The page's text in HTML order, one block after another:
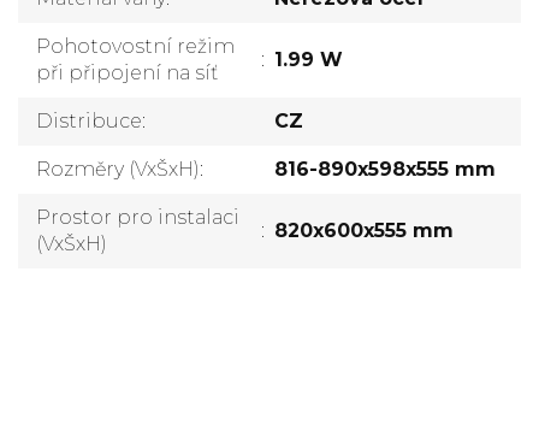
Pohotovostní režim
při připojení na síť
: 1.99 W
Distribuce: CZ
Rozměry (VxŠxH): 816-890x598x555 mm
Prostor pro instalaci
(VxŠxH)
: 820x600x555 mm